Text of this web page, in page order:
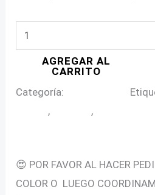
BIKINI
LUZ
Talles
AGREGAR AL
CARRITO
Categoría:
, ,
😍 POR FAVOR AL HACER
COLOR O LUEGO